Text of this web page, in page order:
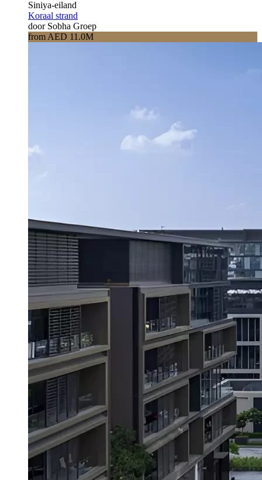
Siniya-eiland
Koraal strand
door Sobha Groep
from AED 11.0M